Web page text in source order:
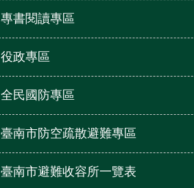
專書閱讀專區
役政專區
全民國防專區
臺南市防空疏散避難專區
臺南市避難收容所一覽表